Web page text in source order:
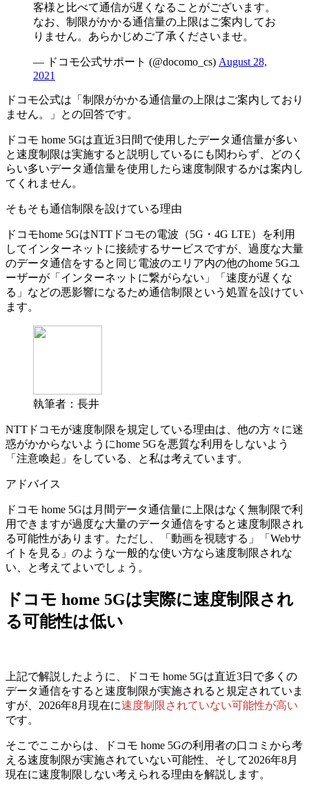
客様と比べて通信が遅くなることがございます。
なお、制限がかかる通信量の上限はご案内してお
りません。あらかじめご了承くださいませ。
— ドコモ公式サポート (@docomo_cs) August 28,
2021
ドコモ公式は「制限がかかる通信量の上限はご案内しており
ません。」との回答です。
ドコモ home 5Gは直近3日間で使用したデータ通信量が多い
と速度制限は実施すると説明しているにも関わらず、どのく
らい多いデータ通信量を使用したら速度制限するかは案内し
てくれません。
そもそも通信制限を設けている理由
ドコモhome 5GはNTTドコモの電波（5G・4G LTE）を利用
してインターネットに接続するサービスですが、過度な大量
のデータ通信をすると同じ電波のエリア内の他のhome 5Gユ
ーザーが「インターネットに繋がらない」「速度が遅くな
る」などの悪影響になるため通信制限という処置を設けてい
ます。
執筆者：長井
NTTドコモが速度制限を規定している理由は、他の方々に迷
惑がかからないようにhome 5Gを悪質な利用をしないよう
「注意喚起」をしている
、と私は考えています。
アドバイス
ドコモ home 5Gは月間データ通信量に上限はなく無制限で利
用できますが過度な大量のデータ通信をすると速度制限され
る可能性があります。ただし、「動画を視聴する」「Webサ
イトを見る」のような一般的な使い方なら速度制限されな
い 、と考えてよいでしょう。
ドコモ home 5Gは実際に速度制限され
る可能性は低い
上記で解説したように、ドコモ home 5Gは直近3日で多くの
データ通信をすると速度制限が実施されると規定されていま
すが、 2026年8月現在に速度制限されていない可能性が高い
です。
そこでここからは、ドコモ home 5Gの利用者の口コミから考
える速度制限が実施されていない可能性、そして2026年8月
現在に速度制限しない考えられる理由を解説します。